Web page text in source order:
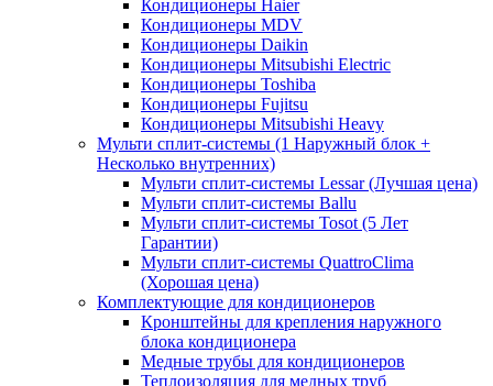
Кондиционеры Haier
Кондиционеры MDV
Кондиционеры Daikin
Кондиционеры Mitsubishi Electric
Кондиционеры Toshiba
Кондиционеры Fujitsu
Кондиционеры Mitsubishi Heavy
Мульти сплит-системы (1 Наружный блок +
Несколько внутренних)
Мульти сплит-системы Lessar (Лучшая цена)
Мульти сплит-системы Ballu
Мульти сплит-системы Tosot (5 Лет
Гарантии)
Мульти сплит-системы QuattroClima
(Хорошая цена)
Комплектующие для кондиционеров
Кронштейны для крепления наружного
блока кондиционера
Медные трубы для кондиционеров
Теплоизоляция для медных труб